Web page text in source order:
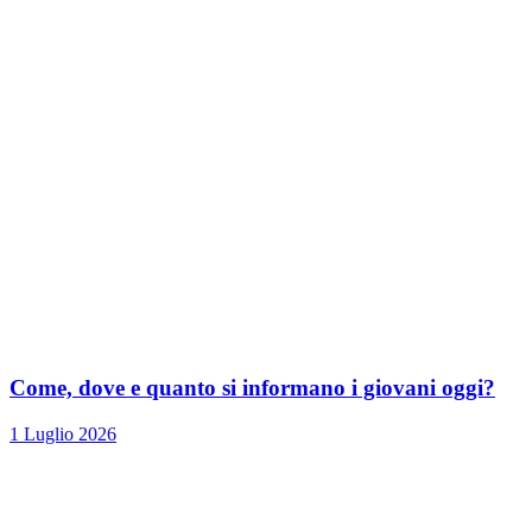
Come, dove e quanto si informano i giovani oggi?
1 Luglio 2026